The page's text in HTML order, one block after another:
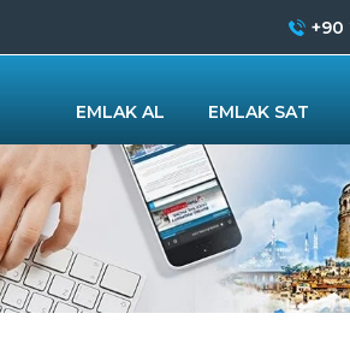
+90
EMLAK AL EMLAK SAT